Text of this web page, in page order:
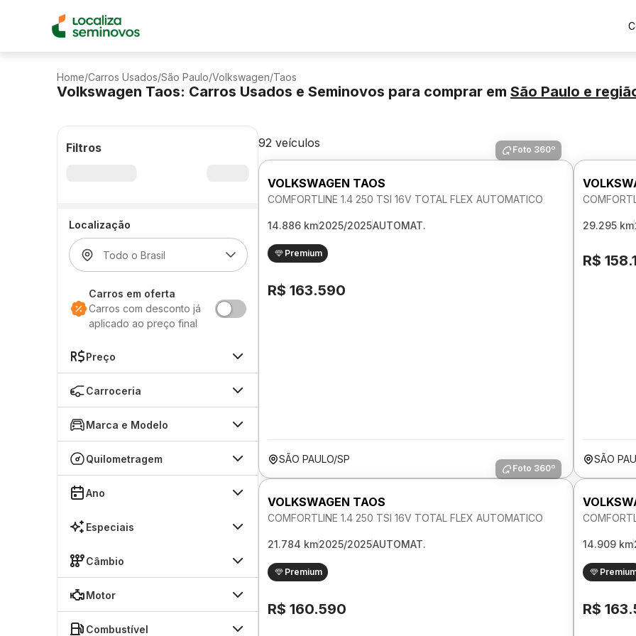
Home/Carros Usados/São Paulo/Volkswagen/Taos
Volkswagen Taos: Carros Usados e Seminovos para comprar em São Paulo e
Filtros
Localização
Carros em oferta
Carros com desconto já
aplicado ao preço final
Preço
Carroceria
Marca e Modelo
Quilometragem
Ano
Especiais
Câmbio
Motor
Combustível
92 veículos Foto 360º
VOLKSWAGEN TAOS
COMFORTLINE 1.4 250 TSI 16V TOTAL FLEX AUTOMATICO
14.886 km2025/2025AUTOMAT.
Premium
R$ 163.590
SÃO PAULO/SP
29.295 km
R$
SÃO
Foto 360º
VOLKSWAGEN TAOS
COMFORTLINE 1.4 250 TSI 16V TOTAL FLEX AUTOMATICO
21.784 km2025/2025AUTOMAT.
Premium
R$ 160.590
14.909 km
R$